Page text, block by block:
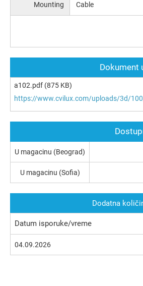
Mounting Cable
Dokument
a102.pdf (875 KB)
https://www.cvilux.com/uploads/3d/
U magacinu (Beograd)
U magacinu (Sofia)
Dodatna
Datum isporuke/vreme
04.09.2026